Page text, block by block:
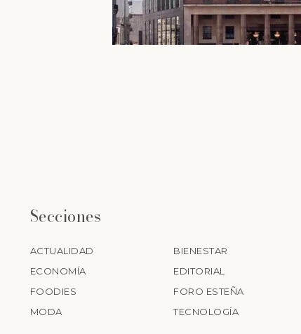
Secciones
ACTUALIDAD BIENESTAR
ECONOMÍA
EDITORIAL
FOODIES
FORO ESTEÑA
MODA
TECNOLOGÍA